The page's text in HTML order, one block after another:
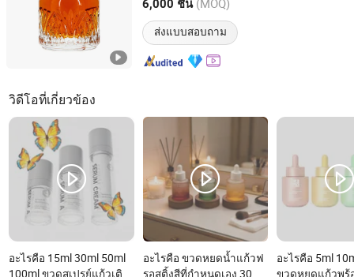
6,000 ชิ้น
ส่งแบบสอบถาม
วิดีโอที่เกี่ยวข้อง
อะไรคือ 15ml 30ml 50ml
100ml ขวดสเปรย์แก้วเติม
อะไรคือ ขวดหยดน้ำแก้วฟ
รอสติ้งสีที่กำหนดเอง 30ml
อะไรคือ 5ml
ขวดหยดแก้วพร้